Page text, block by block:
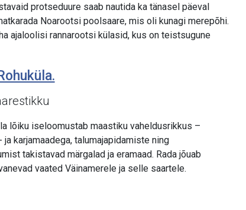
protseduure saab nautida ka tänasel päeval
Noarootsi poolsaare, mis oli kunagi merepõhi.
ajaloolisi rannarootsi külasid, kus on teistsugune
lõiku iseloomustab maastiku vaheldusrikkus –
karjamaadega, talumajapidamiste ning
takistavad märgalad ja eramaad. Rada jõuab
vaated Väinamerele ja selle saartele.